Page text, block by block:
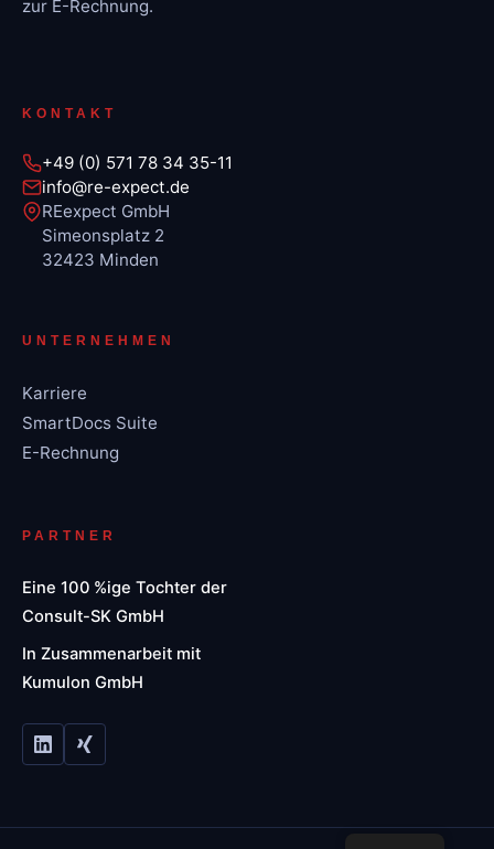
zur E-Rechnung.
KONTAKT
+49 (0) 571 78 34 35-11
info@re-expect.de
REexpect GmbH
Simeonsplatz 2
32423 Minden
UNTERNEHMEN
Karriere
SmartDocs Suite
E-Rechnung
PARTNER
Eine 100 %ige Tochter der
Consult-SK GmbH
In Zusammenarbeit mit
Kumulon GmbH